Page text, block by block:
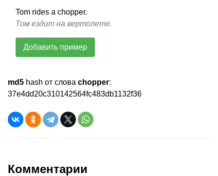
Tom rides a chopper.
Том ездит на вертолете.
Добавить пример
md5 hash от слова chopper:
37e4dd20c310142564fc483db1132f36
Комментарии